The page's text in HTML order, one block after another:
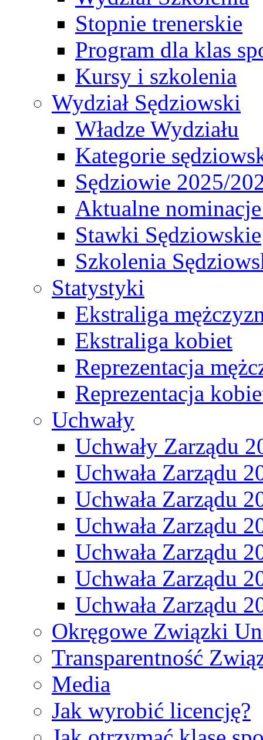
Stopnie trenerskie
Program dla klas
Kursy i szkolenia
Wydział Sędziowski
Władze Wydziału
Kategorie
Sędziowie 2025/
Aktualne
Stawki Sędziowskie
Szkolenia
Statystyki
Ekstraliga
Ekstraliga kobiet
Reprezentacja
Reprezentacja
Uchwały
Uchwały Zarządu
Uchwała Zarządu
Uchwała Zarządu
Uchwała Zarządu
Uchwała Zarządu
Uchwała Zarządu
Uchwała Zarządu
Okręgowe Związki
Transparentność
Media
Jak wyrobić licencję?